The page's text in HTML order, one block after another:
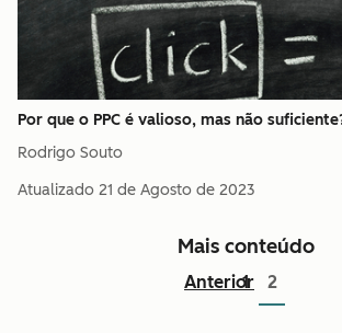
Por que o PPC é valioso, mas não
Rodrigo Souto
Atualizado 21 de Agosto de 2023
Mais conteúdo
Anterior
1 2